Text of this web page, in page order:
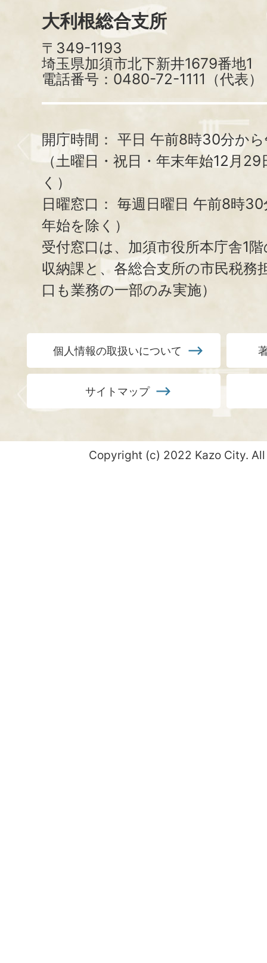
大利根総合支所
〒349-1193
埼玉県加須市北下新井1679番地1
電話番号：0480-72-1111（代表）
開庁時間： 平日 午前8時30分か
（土曜日・祝日・年末年始12月
く）
日曜窓口： 毎週日曜日 午前8時
年始を除く）
受付窓口は、加須市役所本庁舎1
収納課と、 各総合支所の市民税務
口も業務の一部のみ実施）
個人情報の取扱いについて
サイトマップ
Copyright (c) 2022 Kazo City.